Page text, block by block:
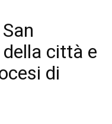
città e
di